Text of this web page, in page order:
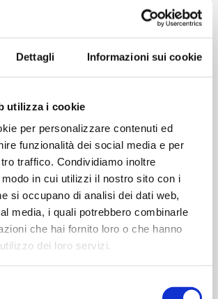
Dettagli Informazioni sui cookie
utilizza i cookie
per personalizzare contenuti ed
funzionalità dei social media e per
traffico. Condividiamo inoltre
in cui utilizzi il nostro sito con i
si occupano di analisi dei dati web,
media, i quali potrebbero combinarle
che hai fornito loro o che hanno
dei loro servizi.
F14
9002 R TX